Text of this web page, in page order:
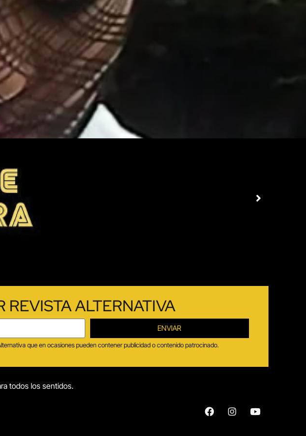
ALTERNATIVA
ENVIAR
que en ocasiones pueden contener publicidad o contenido patrocinado.
todos los sentidos.